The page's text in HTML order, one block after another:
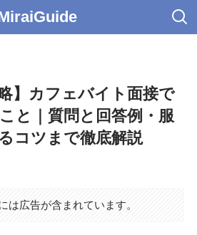
略】カフェバイト面接で
と｜質問と回答例・服
コツまで徹底解説
は広告が含まれています。